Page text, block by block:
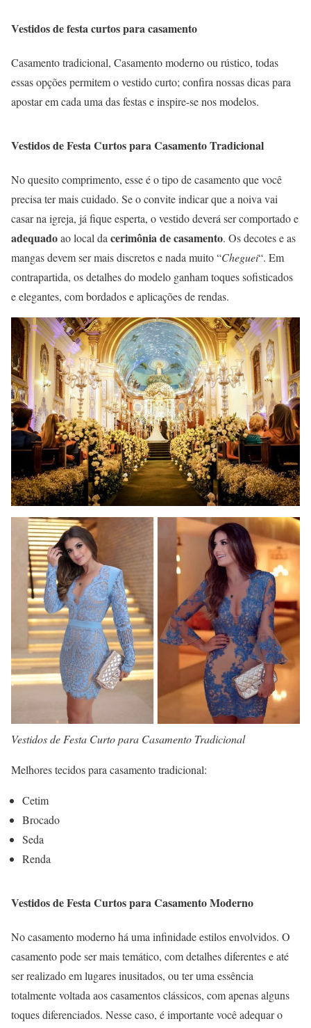
Vestidos de festa curtos para casamento
Casamento tradicional, Casamento moderno ou rústico, todas
essas opções permitem o vestido curto; confira nossas dicas para
apostar em cada uma das festas e inspire-se nos modelos.
Vestidos de Festa Curtos para Casamento Tradicional
No quesito comprimento, esse é o tipo de casamento que você
precisa ter mais cuidado. Se o convite indicar que a noiva vai
casar na igreja, já fique esperta, o vestido deverá ser comportado e
adequadoao local dacerimônia de casamento. Os decotes e as
mangas devem ser mais discretos e nada muito “Cheguei“. Em
contrapartida, os detalhes do modelo ganham toques sofisticados
e elegantes, com bordados e aplicações de rendas.
Vestidos de Festa Curto para Casamento Tradicional
Melhores tecidos para casamento tradicional:
Cetim
Brocado
Seda
Renda
Vestidos de Festa Curtos para Casamento Moderno
No casamento moderno há uma infinidade estilos envolvidos. O
casamento pode ser mais temático, com detalhes diferentes e até
ser realizado em lugares inusitados, ou ter uma essência
totalmente voltada aos casamentos clássicos, com apenas alguns
toques diferenciados. Nesse caso, é importante você adequar o